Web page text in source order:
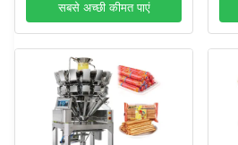
सबसे अच्छी कीमत पाएं